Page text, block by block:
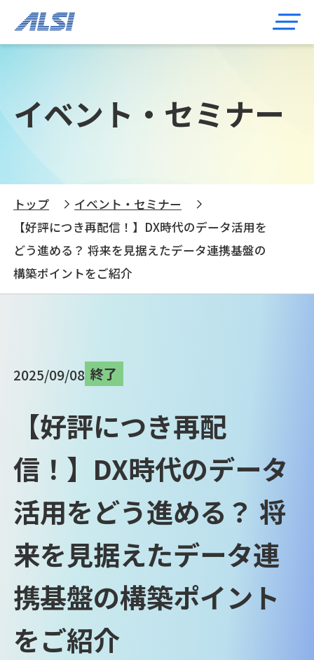
イベント・セミナー
トップ
イベント・セミナー
【好評につき再配信！】DX時代のデータ活用を
どう進める？ 将来を見据えたデータ連携基盤の
構築ポイントをご紹介
2025/09/08 終了
【好評につき再配
信！】DX時代のデータ
活用をどう進める？ 将
来を見据えたデータ連
携基盤の構築ポイント
をご紹介